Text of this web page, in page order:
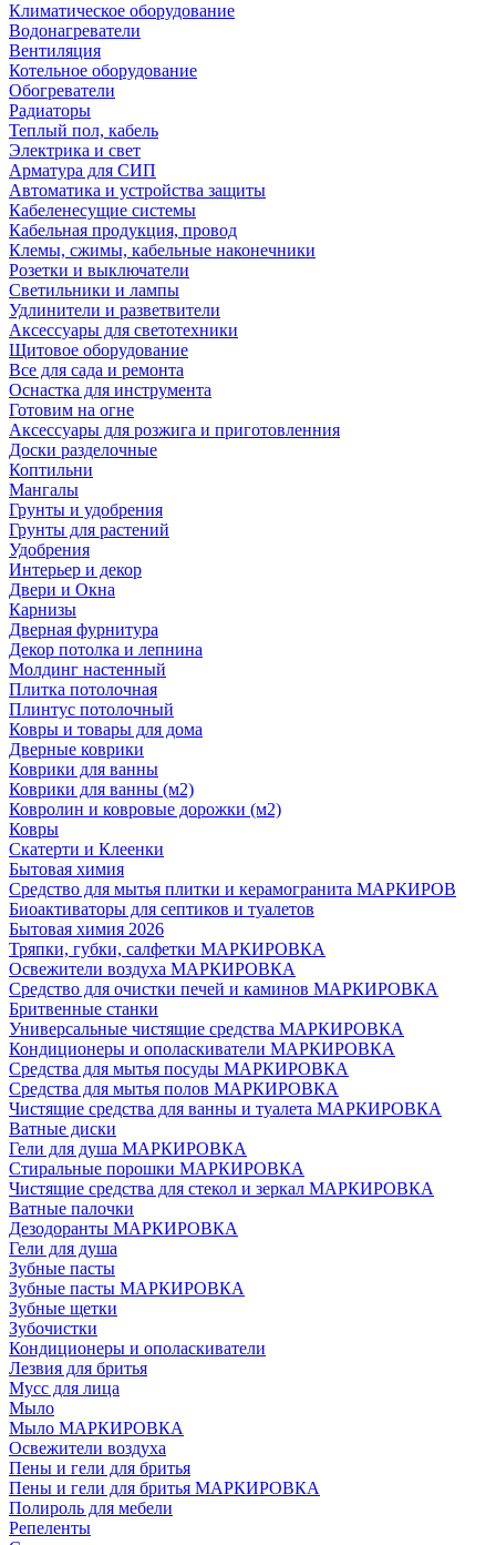
Климатическое оборудование
Водонагреватели
Вентиляция
Котельное оборудование
Обогреватели
Радиаторы
Теплый пол, кабель
Электрика и свет
Арматура для СИП
Автоматика и устройства защиты
Кабеленесущие системы
Кабельная продукция, провод
Клемы, сжимы, кабельные наконечники
Розетки и выключатели
Светильники и лампы
Удлинители и разветвители
Аксессуары для светотехники
Щитовое оборудование
Все для сада и ремонта
Оснастка для инструмента
Готовим на огне
Аксессуары для розжига и приготовленния
Доски разделочные
Коптильни
Мангалы
Грунты и удобрения
Грунты для растений
Удобрения
Интерьер и декор
Двери и Окна
Карнизы
Дверная фурнитура
Декор потолка и лепнина
Молдинг настенный
Плитка потолочная
Плинтус потолочный
Ковры и товары для дома
Дверные коврики
Коврики для ванны
Коврики для ванны (м2)
Ковролин и ковровые дорожки (м2)
Ковры
Скатерти и Клеенки
Бытовая химия
Средство для мытья плитки и керамогранита МАРКИРОВ
Биоактиваторы для септиков и туалетов
Бытовая химия 2026
Тряпки, губки, салфетки МАРКИРОВКА
Освежители воздуха МАРКИРОВКА
Средство для очистки печей и каминов МАРКИРОВКА
Бритвенные станки
Универсальные чистящие средства МАРКИРОВКА
Кондиционеры и ополаскиватели МАРКИРОВКА
Средства для мытья посуды МАРКИРОВКА
Средства для мытья полов МАРКИРОВКА
Чистящие средства для ванны и туалета МАРКИРОВКА
Ватные диски
Гели для душа МАРКИРОВКА
Стиральные порошки МАРКИРОВКА
Чистящие средства для стекол и зеркал МАРКИРОВКА
Ватные палочки
Дезодоранты МАРКИРОВКА
Гели для душа
Зубные пасты
Зубные пасты МАРКИРОВКА
Зубные щетки
Зубочистки
Кондиционеры и ополаскиватели
Лезвия для бритья
Мусс для лица
Мыло
Мыло МАРКИРОВКА
Освежители воздуха
Пены и гели для бритья
Пены и гели для бритья МАРКИРОВКА
Полироль для мебели
Репеленты